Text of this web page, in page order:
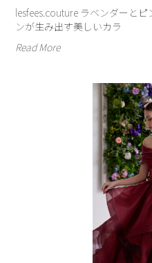
lesfees.couture ラベンダーと
ンが生み出す美しいカラ
Read More